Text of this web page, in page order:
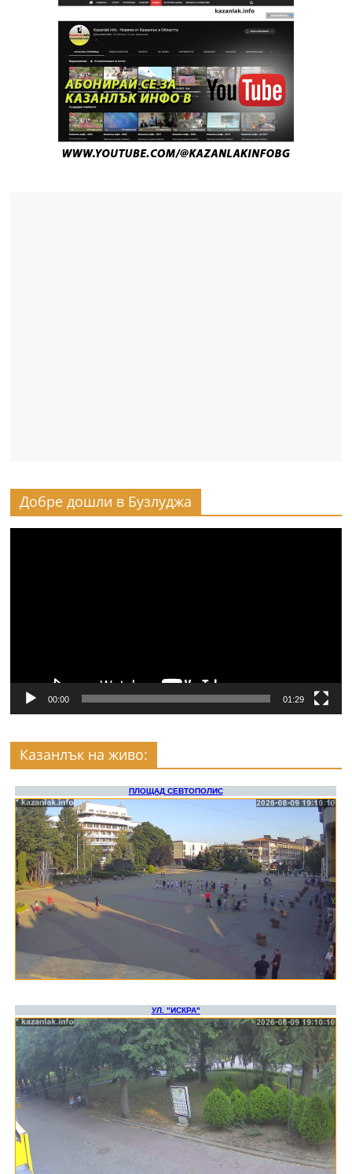
Добре дошли в Бузлуджа
00:00 01:29
Казанлък на живо: